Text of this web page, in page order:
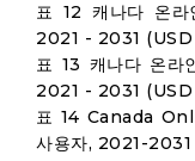
표 12 캐나다 온
2021 - 2031
표 13 캐나다 온라
2021 - 2031
표 14 Canada
사용자, 2021-